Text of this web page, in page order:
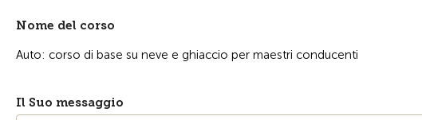
Nome del corso
Il Suo messaggio